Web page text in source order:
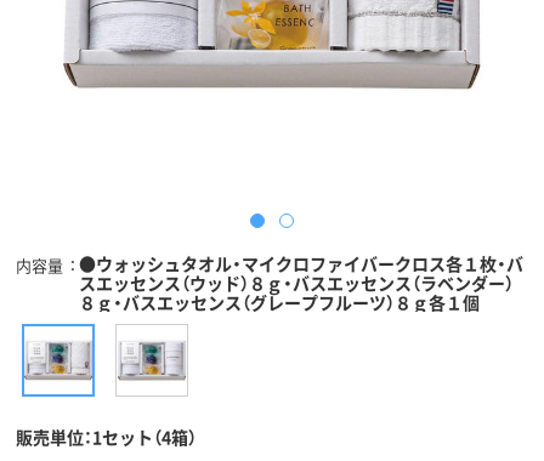
内容量
●ウォッシュタオル・マイクロファイバークロス各１枚・バ
スエッセンス（ウッド）８ｇ・バスエッセンス（ラベンダー）
８ｇ・バスエッセンス（グレープフルーツ）８ｇ各１個
販売単位：1セット（4箱）